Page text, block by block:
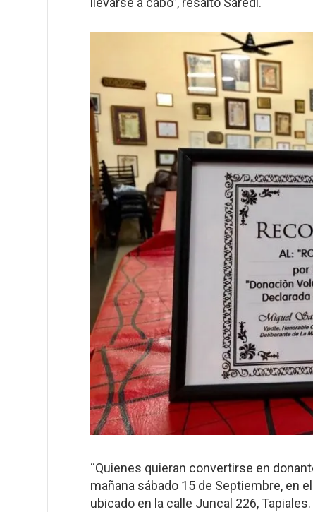
“Quienes quieran convertirse en
mañana sábado 15 de Septiembre, en
ubicado en la calle Juncal 226,